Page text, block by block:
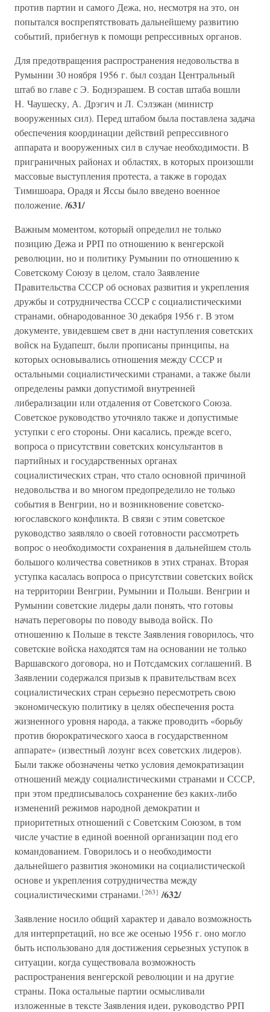
против партии и самого Дежа, но, несмотря на это, он
попытался воспрепятствовать дальнейшему развитию
событий, прибегнув к помощи репрессивных органов.
Для предотвращения распространения недовольства в
Румынии 30 ноября 1956 г. был создан Центральный
штаб во главе с Э. Боднэрашем. В состав штаба вошли
Н. Чаушеску, А. Дрэгич и Л. Сэлэжан (министр
вооруженных сил). Перед штабом была поставлена задача
обеспечения координации действий репрессивного
аппарата и вооруженных сил в случае необходимости. В
приграничных районах и областях, в которых произошли
массовые выступления протеста, а также в городах
Тимишоара, Орадя и Яссы было введено военное
положение. /631/
Важным моментом, который определил не только
позицию Дежа и РРП по отношению к венгерской
революции, но и политику Румынии по отношению к
Советскому Союзу в целом, стало Заявление
Правительства СССР об основах развития и укрепления
дружбы и сотрудничества СССР с социалистическими
странами, обнародованное 30 декабря 1956 г. В этом
документе, увидевшем свет в дни наступления советских
войск на Будапешт, были прописаны принципы, на
которых основывались отношения между СССР и
остальными социалистическими странами, а также были
определены рамки допустимой внутренней
либерализации или отдаления от Советского Союза.
Советское руководство уточняло также и допустимые
уступки с его стороны. Они касались, прежде всего,
вопроса о присутствии советских консультантов в
партийных и государственных органах
социалистических стран, что стало основной причиной
недовольства и во многом предопределило не только
события в Венгрии, но и возникновение советско-
югославского конфликта. В связи с этим советское
руководство заявляло о своей готовности рассмотреть
вопрос о необходимости сохранения в дальнейшем столь
большого количества советников в этих странах. Вторая
уступка касалась вопроса о присутствии советских войск
на территории Венгрии, Румынии и Польши. Венгрии и
Румынии советские лидеры дали понять, что готовы
начать переговоры по поводу вывода войск. По
отношению к Польше в тексте Заявления говорилось, что
советские войска находятся там на основании не только
Варшавского договора, но и Потсдамских соглашений. В
Заявлении содержался призыв к правительствам всех
социалистических стран серьезно пересмотреть свою
экономическую политику в целях обеспечения роста
жизненного уровня народа, а также проводить «борьбу
против бюрократического хаоса в государственном
аппарате» (известный лозунг всех советских лидеров).
Были также обозначены четко условия демократизации
отношений между социалистическими странами и СССР,
при этом предписывалось сохранение без каких-либо
изменений режимов народной демократии и
приоритетных отношений с Советским Союзом, в том
числе участие в единой военной организации под его
командованием. Говорилось и о необходимости
дальнейшего развития экономики на социалистической
основе и укрепления сотрудничества между
социалистическими странами.{263} /632/
Заявление носило общий характер и давало возможность
для интерпретаций, но все же осенью 1956 г. оно могло
быть использовано для достижения серьезных уступок в
ситуации, когда существовала возможность
распространения венгерской революции и на другие
страны. Пока остальные партии осмысливали
изложенные в тексте Заявления идеи, руководство РРП